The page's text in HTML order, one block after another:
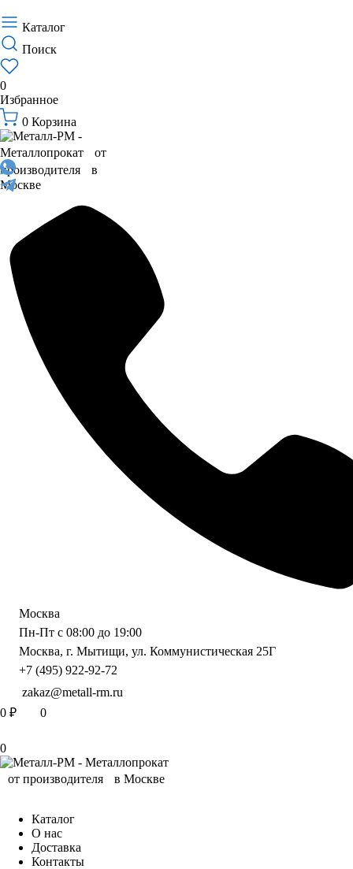
Каталог
Поиск
0
Избранное
0 Корзина
Москва
Пн-Пт с 08:00 до 19:00
Москва, г. Мытищи, ул. Коммунистическая 25Г
+7 (495) 922-92-72
zakaz@metall-rm.ru
0 ₽ 0
0
Каталог
О нас
Доставка
Контакты